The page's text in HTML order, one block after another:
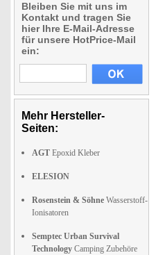
Bleiben Sie mit uns im
Kontakt und tragen Sie
hier Ihre E-Mail-Adresse
für unsere HotPrice-Mail
ein:
Mehr Hersteller-
Seiten:
AGT Epoxid Kleber
ELESION
Rosenstein & Söhne Wasserstoff-
Ionisatoren
Semptec Urban Survival
Technology Camping Zubehöre